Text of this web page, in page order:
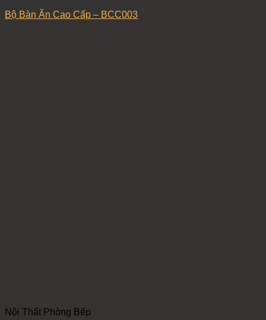
Bộ Bàn Ăn Cao Cấp – BCC003
Nội Thất Phòng Bếp